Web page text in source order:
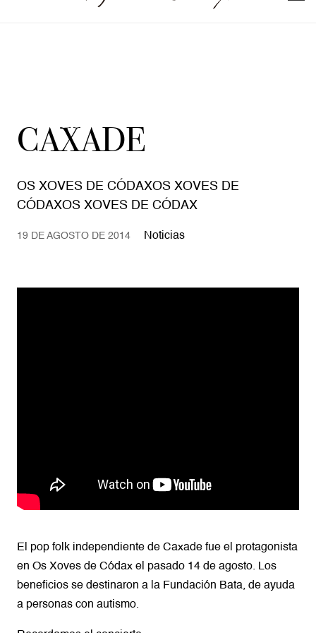
CAXADE
OS XOVES DE CÓDAXOS XOVES DE
CÓDAXOS XOVES DE CÓDAX
19 DE AGOSTO DE 2014 Noticias
El pop folk independiente de Caxade fue el protagonista
en Os Xoves de Códax el pasado 14 de agosto. Los
beneficios se destinaron a la Fundación Bata, de ayuda
a personas con autismo.